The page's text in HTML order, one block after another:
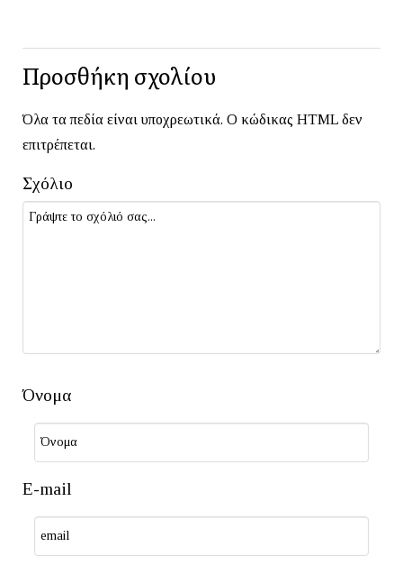
Προσθήκη σχολίου
Όλα τα πεδία είναι υποχρεωτικά. Ο κώδικας HTML δεν
επιτρέπεται.
Σχόλιο
Όνομα
E-mail